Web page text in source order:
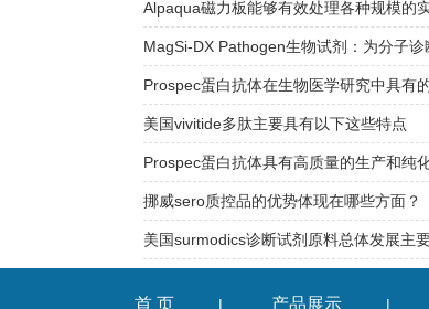
美国vivitide多肽主要具有以下这些特点
挪威sero质控品的优势体现在哪些方面？
首 页 | 产品展示 |